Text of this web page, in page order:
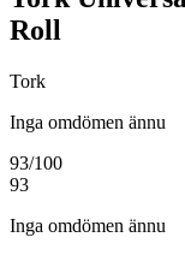
Roll
Tork
Inga omdömen ännu
93/100
93
Inga omdömen ännu